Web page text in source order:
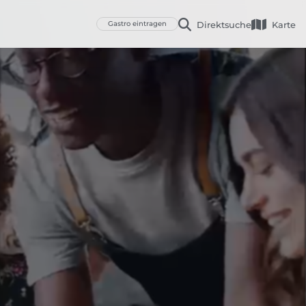
Gastro eintragen Direktsuche Karte